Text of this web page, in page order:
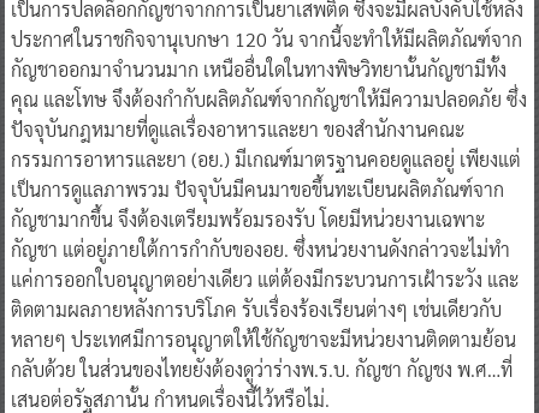
เป็นการปลดล็อกกัญชาจากการเป็นยาเสพติด ซึ่งจะมีผลบังคับใช้หลัง
ประกาศในราชกิจจานุเบกษา 120 วัน จากนี้จะทำให้มีผลิตภัณฑ์จาก
กัญชาออกมาจำนวนมาก เหนืออื่นใดในทางพิษวิทยานั้นกัญชามีทั้ง
คุณ และโทษ จึงต้องกำกับผลิตภัณฑ์จากกัญชาให้มีความปลอดภัย ซึ่ง
ปัจจุบันกฎหมายที่ดูแลเรื่องอาหารและยา ของสำนักงานคณะ
กรรมการอาหารและยา (อย.) มีเกณฑ์มาตรฐานคอยดูแลอยู่ เพียงแต่
เป็นการดูแลภาพรวม ปัจจุบันมีคนมาขอขึ้นทะเบียนผลิตภัณฑ์จาก
กัญชามากขึ้น จึงต้องเตรียมพร้อมรองรับ โดยมีหน่วยงานเฉพาะ
กัญชา แต่อยู่ภายใต้การกำกับของอย. ซึ่งหน่วยงานดังกล่าวจะไม่ทำ
แค่การออกใบอนุญาตอย่างเดียว แต่ต้องมีกระบวนการเฝ้าระวัง และ
ติดตามผลภายหลังการบริโภค รับเรื่องร้องเรียนต่างๆ เช่นเดียวกับ
หลายๆ ประเทศมีการอนุญาตให้ใช้กัญชาจะมีหน่วยงานติดตามย้อน
กลับด้วย ในส่วนของไทยยังต้องดูว่าร่างพ.ร.บ. กัญชา กัญชง พ.ศ…ที่
เสนอต่อรัฐสภานั้น กำหนดเรื่องนี้ไว้หรือไม่.